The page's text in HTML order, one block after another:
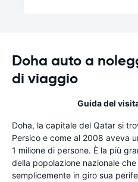
Doha auto a
di viaggio
Guida del
Doha, la capitale del Qatar si
Persico e come al 2008 aveva
1 milione di persone. È la più
della popolazione nazionale
semplicemente in giro sua